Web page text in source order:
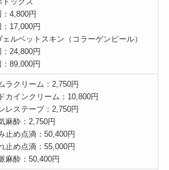
：4,800円
：17,000円
ェルベットスキン（コラーゲンピール）
：24,800円
：89,000円
ラクリーム：2,750円
カインクリーム：10,800円
レステープ：2,750円
麻酔：2,750円
止め点滴：50,400円
止め点滴：55,000円
麻酔：50,400円